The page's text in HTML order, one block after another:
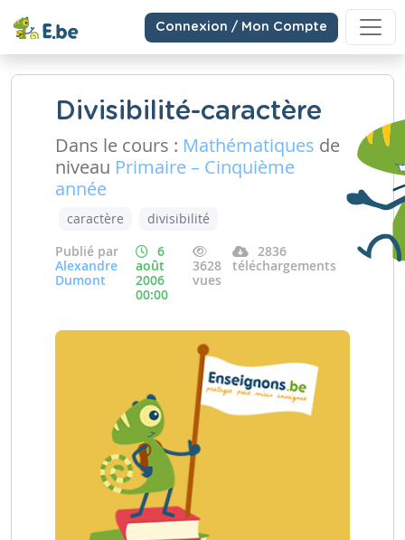
Connexion / Mon Compte
Divisibilité-caractère
Dans le cours : Mathématiques de
niveau Primaire – Cinquième
année
caractère
divisibilité
Publié par
Alexandre
Dumont
6
août
2006
00:00
3628
vues
2836
téléchargements